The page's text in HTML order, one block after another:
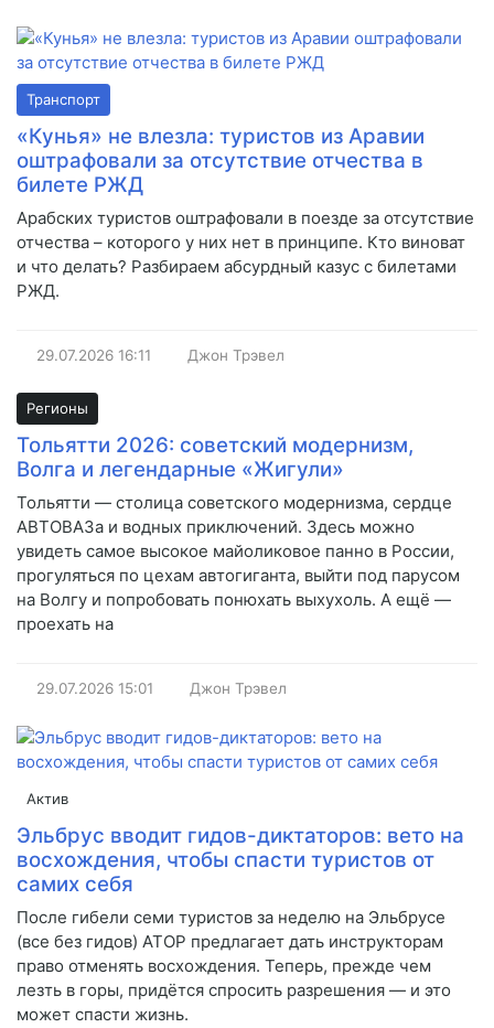
Транспорт
«Кунья» не влезла: туристов из Аравии
оштрафовали за отсутствие отчества в
билете РЖД
Арабских туристов оштрафовали в поезде за отсутствие
отчества – которого у них нет в принципе. Кто виноват
и что делать? Разбираем абсурдный казус с билетами
РЖД.
29.07.2026 16:11 Джон Трэвел
Регионы
Тольятти 2026: советский модернизм,
Волга и легендарные «Жигули»
Тольятти — столица советского модернизма, сердце
АВТОВАЗа и водных приключений. Здесь можно
увидеть самое высокое майоликовое панно в России,
прогуляться по цехам автогиганта, выйти под парусом
на Волгу и попробовать понюхать выхухоль. А ещё —
проехать на
29.07.2026 15:01 Джон Трэвел
Актив
Эльбрус вводит гидов-диктаторов: вето на
восхождения, чтобы спасти туристов от
самих себя
После гибели семи туристов за неделю на Эльбрусе
(все без гидов) АТОР предлагает дать инструкторам
право отменять восхождения. Теперь, прежде чем
лезть в горы, придётся спросить разрешения — и это
может спасти жизнь.